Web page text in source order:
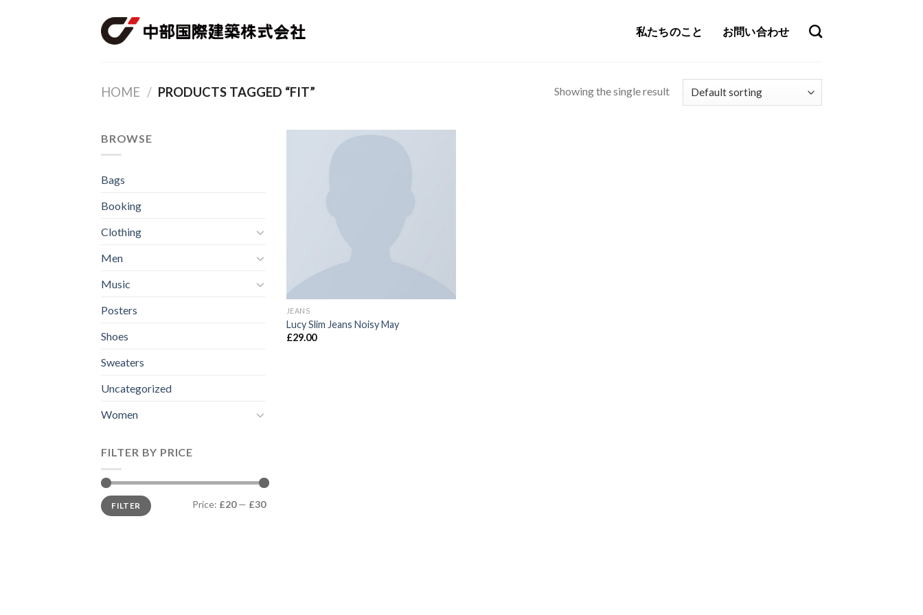
私たちのこと お問い合わせ
HOME / PRODUCTS TAGGED “FIT” Showing the single result
BROWSE
Bags
Booking
Clothing
Men
Music
Posters
Shoes
Sweaters
Uncategorized
Women
FILTER BY PRICE
Min
price
Max
priceFILTER Price: £20— £30
JEANS
Lucy Slim Jeans Noisy May
£29.00